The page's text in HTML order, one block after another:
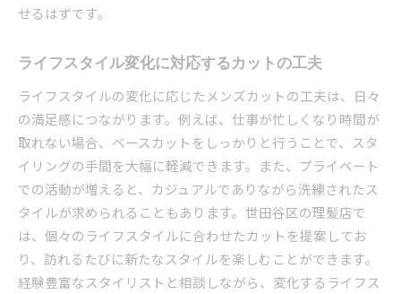
せるはずです。
ライフスタイル変化に対応するカットの工夫
ライフスタイルの変化に応じたメンズカットの工夫は、日々
の満足感につながります。例えば、仕事が忙しくなり時間が
取れない場合、ベースカットをしっかりと行うことで、スタ
イリングの手間を大幅に軽減できます。また、プライベート
での活動が増えると、カジュアルでありながら洗練されたス
タイルが求められることもあります。世田谷区の理髪店で
は、個々のライフスタイルに合わせたカットを提案してお
り、訪れるたびに新たなスタイルを楽しむことができます。
経験豊富なスタイリストと相談しながら、変化するライフス